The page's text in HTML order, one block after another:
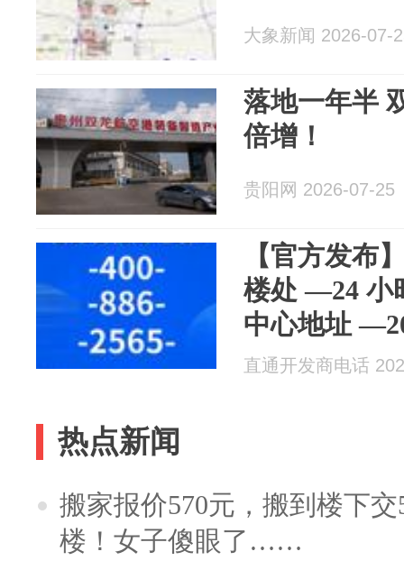
大象新闻 2026-07-
落地一年半
倍增！
贵阳网 2026-07-25
【官方发布
楼处 —24 小
中心地址
景户型 — 全
直通开发商电话
热点新闻
搬家报价570元，搬到楼下
楼！女子傻眼了……